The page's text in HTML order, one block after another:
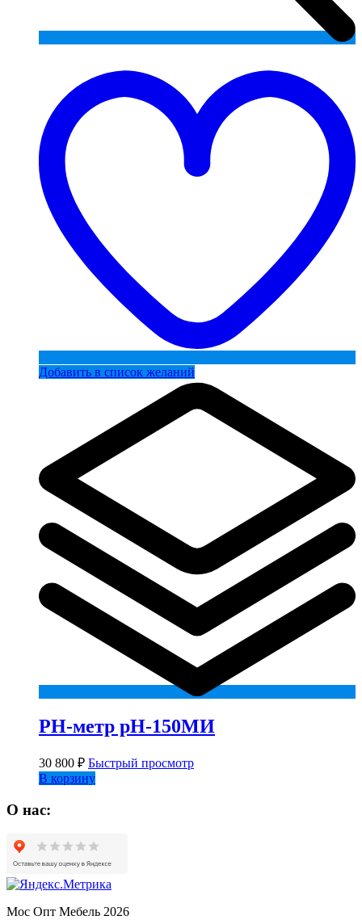
Добавить в список желаний
РН-метр рН-150МИ
30 800 ₽ Быстрый просмотр
В корзину
О нас:
Мос Опт Мебель 2026